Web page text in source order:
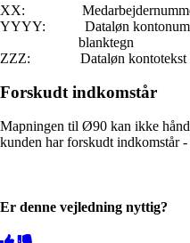
XX:
YYYY: Dataløn
blanktegn
ZZZ: Dataløn kontotekst
Forskudt indkomstår
Mapningen til Ø90 kan ikke
kunden har forskudt indkomstår
Er denne vejledning nyttig?